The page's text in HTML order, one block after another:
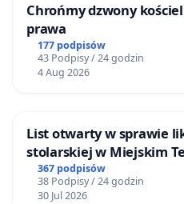
Chrońmy dzwony
prawa
177 podpisów
43 Podpisy / 24 godzin
4 Aug 2026
List otwarty w sprawie
stolarskiej w Miejskim
Gdańsku
367 podpisów
38 Podpisy / 24 godzin
30 Jul 2026